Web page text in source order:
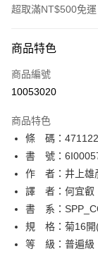
超取滿NT$500免運
信用卡一次付款
超商取貨付款
相關說明
【關於「AFTEE先享
AFTEE先享後付是「
便利好安心！
１．簡單：不需註冊
２．便利：只要手機
３．安心：先確認商
【「AFTEE先享後付
１．於結帳方式選擇
ATM付款
運送方式
全家取貨付款
每筆NT$80，滿
商品特色
商品編號
10053020
商品特色
條 碼：
書 號：
作 者：井上雄
譯 者：何宜叡
書 系：
規 格：菊16開
等 級：普遍級